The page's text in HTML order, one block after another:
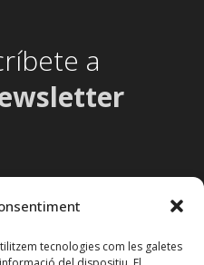
tecnologies com les galetes
a